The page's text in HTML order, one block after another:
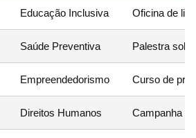
Educação Inclusiva Oficina de
Saúde Preventiva Palestra
Empreendedorismo Curso de
Direitos Humanos Campanha